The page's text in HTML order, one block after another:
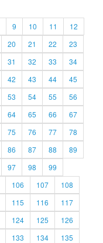
9 10 11
12
20 21 22
23
31 32 33
34
42 43 44
45
53 54 55
56
64 65 66
67
75 76 77
78
86 87 88
89
97 98
99
106 107
108
115 116
117
124 125
126
133 134
135